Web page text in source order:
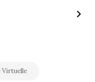
Virtuelle